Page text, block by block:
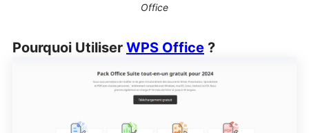
Office
Pourquoi Utiliser WPS Office ?